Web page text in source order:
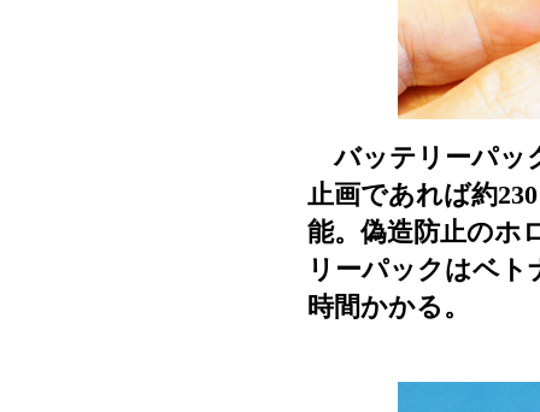
バッテリーパッ
止画であれば約
能。偽造防止のホ
リーパックはベト
時間かかる。